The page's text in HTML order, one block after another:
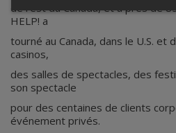
de l’est du Canada, et a près de
HELP! a
tourné au Canada, dans le U.S. et
casinos,
des salles de spectacles, des
son spectacle
pour des centaines de clients
événement privés.